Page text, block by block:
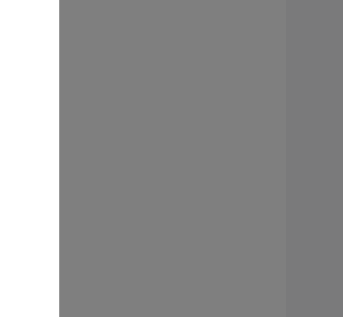
Google Tag Manager, Instagram Embed,